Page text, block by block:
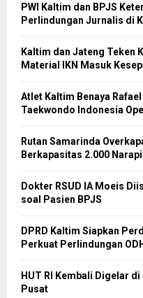
PWI Kaltim dan BPJS
Perlindungan Jurnalis di
Kaltim dan Jateng Teken
Material IKN Masuk
Atlet Kaltim Benaya
Taekwondo Indonesia
Rutan Samarinda
Berkapasitas 2.000
Dokter RSUD IA Moeis
soal Pasien BPJS
DPRD Kaltim Siapkan
Perkuat Perlindungan
HUT RI Kembali Digelar di
Pusat